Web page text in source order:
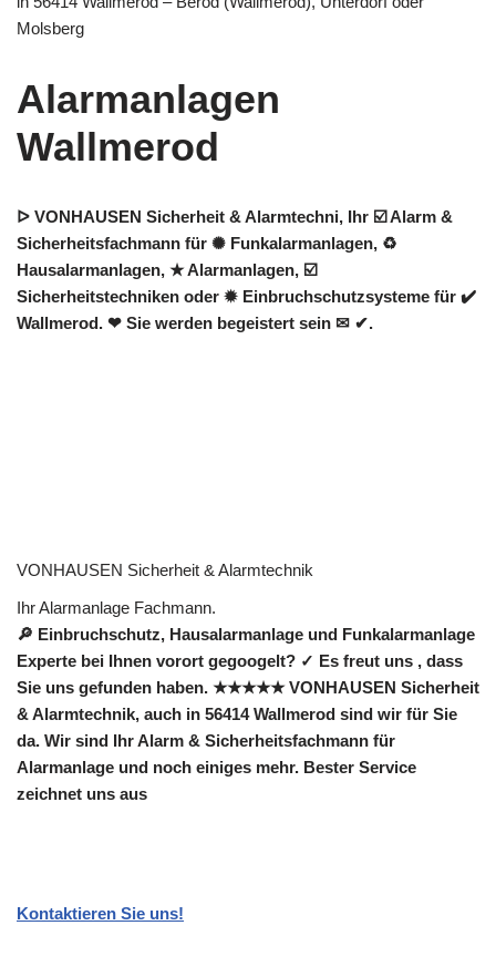
Molsberg
Alarmanlagen
Wallmerod
ᐅ VONHAUSEN Sicherheit & Alarmtechni, Ihr ☑️ Alarm &
Sicherheitsfachmann für ✺ Funkalarmanlagen, ♻
Hausalarmanlagen, ★ Alarmanlagen, ☑️
Sicherheitstechniken oder ✹ Einbruchschutzsysteme für ✔️
Wallmerod. ❤ Sie werden begeistert sein ✉ ✔.
VONHAUSEN Sicherheit & Alarmtechnik
Ihr Alarmanlage Fachmann.
🔎 Einbruchschutz, Hausalarmanlage und Funkalarmanlage
Experte bei Ihnen vorort gegoogelt? ✓ Es freut uns , dass
Sie uns gefunden haben. ★★★★★ VONHAUSEN Sicherheit
& Alarmtechnik, auch in 56414 Wallmerod sind wir für Sie
da. Wir sind Ihr Alarm & Sicherheitsfachmann für
Alarmanlage und noch einiges mehr. Bester Service
zeichnet uns aus
Kontaktieren Sie uns!